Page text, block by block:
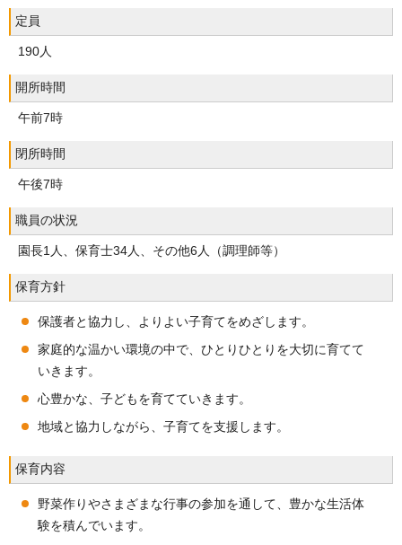
定員
190人
開所時間
午前7時
閉所時間
午後7時
職員の状況
園長1人、保育士34人、その他6人（調理師等）
保育方針
保護者と協力し、よりよい子育てをめざします。
家庭的な温かい環境の中で、ひとりひとりを大切に育てて
いきます。
心豊かな、子どもを育てていきます。
地域と協力しながら、子育てを支援します。
保育内容
野菜作りやさまざまな行事の参加を通して、豊かな生活体
験を積んでいます。